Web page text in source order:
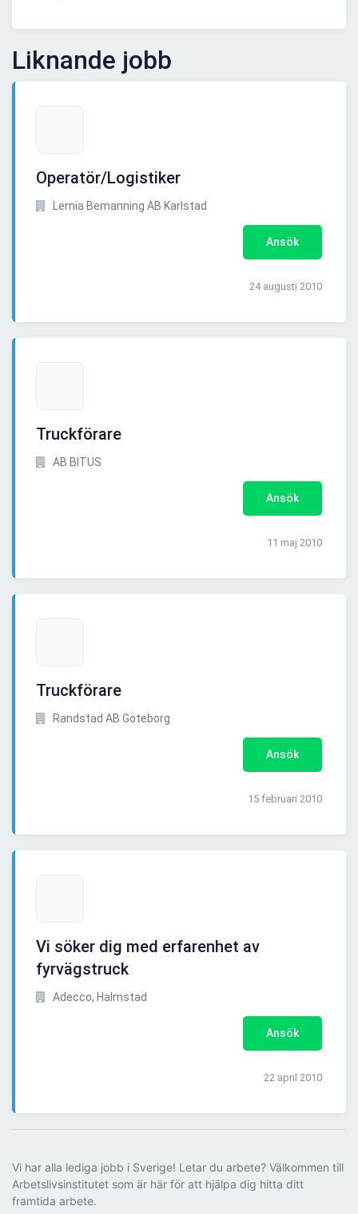
Liknande jobb
Operatör/Logistiker
Lernia Bemanning AB Karlstad
Ansök
24 augusti 2010
Truckförare
AB BITUS
Ansök
11 maj 2010
Truckförare
Randstad AB Göteborg
Ansök
15 februari 2010
Vi söker dig med erfarenhet av
fyrvägstruck
Adecco, Halmstad
Ansök
22 april 2010
Vi har alla lediga jobb i Sverige! Letar du arbete? Välkommen till
Arbetslivsinstitutet som är här för att hjälpa dig hitta ditt
framtida arbete.